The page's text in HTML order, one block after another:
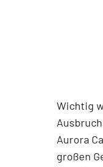
Wichtig
Aurora
großen